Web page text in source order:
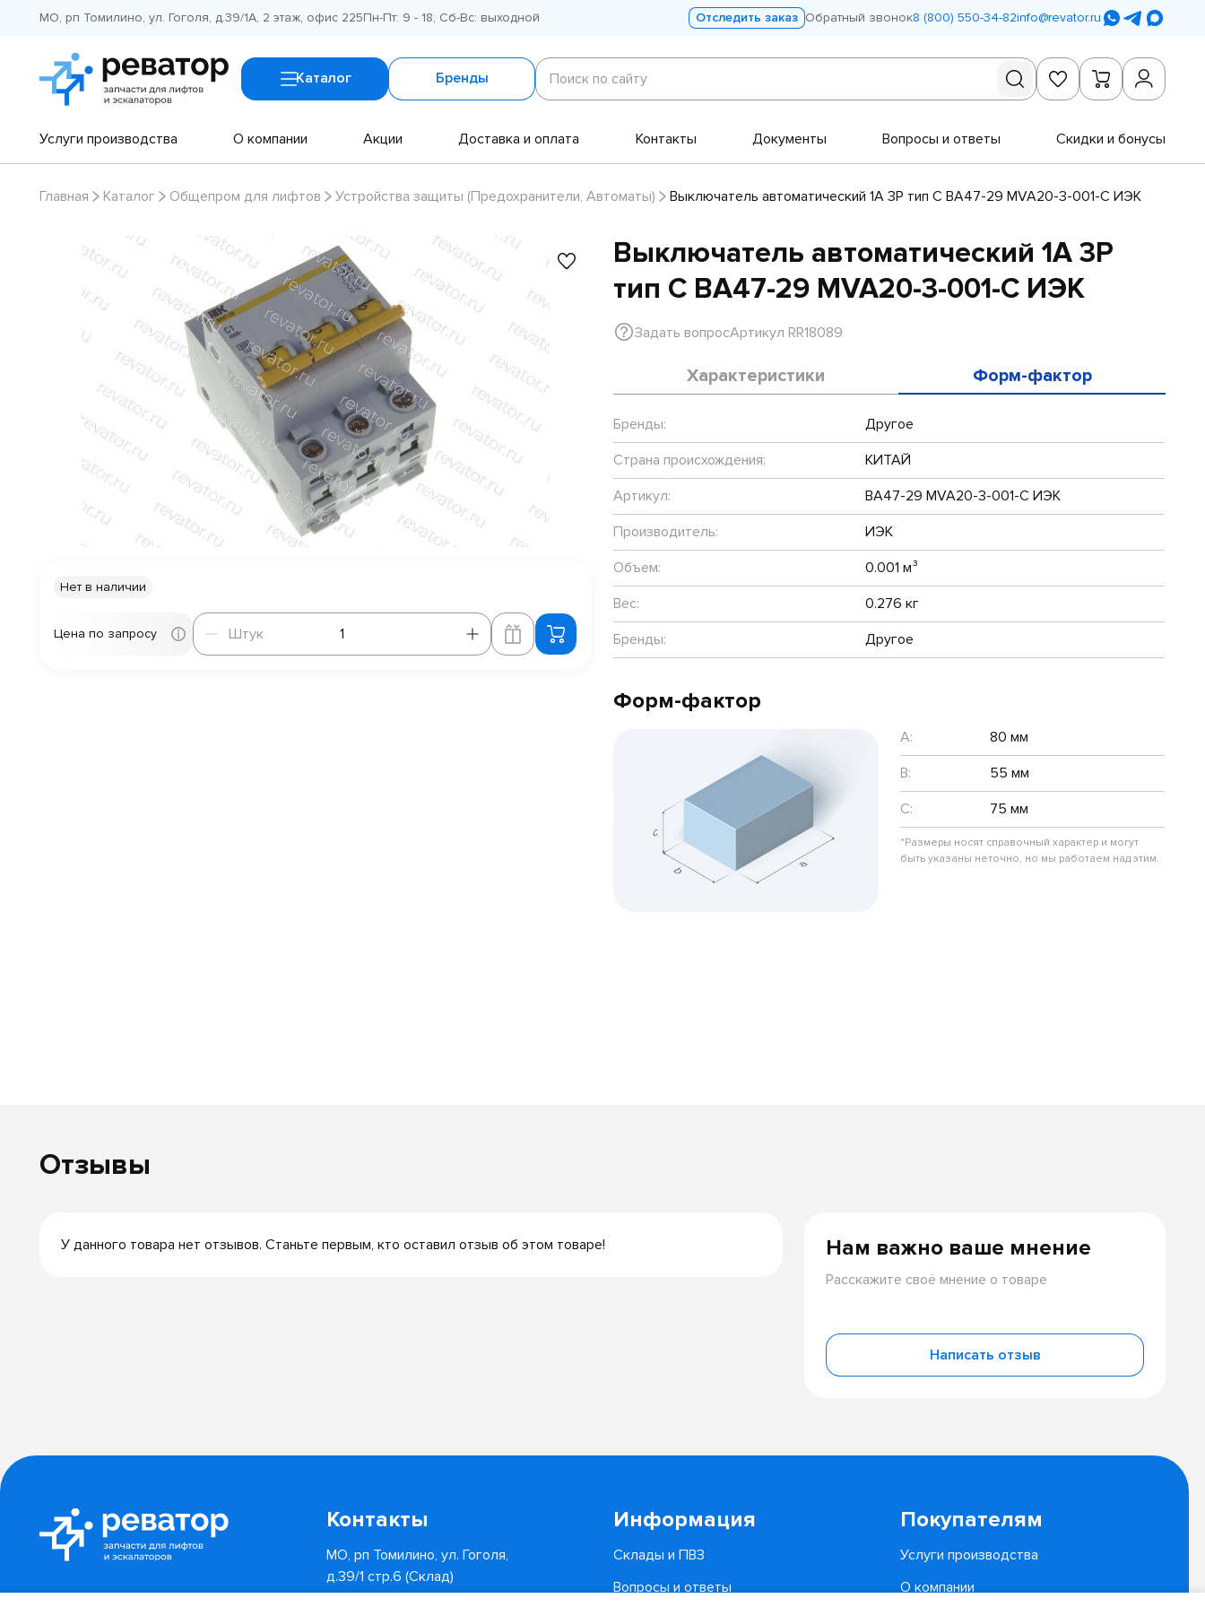
МО, рп Томилино, ул. Гоголя, д.39/1А, 2 этаж, офис 225Пн-Пт: 9 - 18, Сб-Вс: выходной Отследить заказ Обратный звонок8 (800) 550-34-82info@revator.ru
Каталог Бренды
Поиск
по
сайту
Поиск по сайту
Услуги производства О компании Акции Доставка и оплата Контакты Документы Вопросы и ответы Скидки и бонусы
Главная Каталог Общепром для лифтов Устройства защиты (Предохранители, Автоматы) Выключатель автоматический 1А 3P тип C ВА47-29 MVA20-3-001-C ИЭК
Выключатель автоматический 1А 3P
тип C ВА47-29 MVA20-3-001-C ИЭК
Задать вопросАртикул RR18089
Нет в наличии
Цена по запросу
Штук
Штук
Характеристики Форм-фактор
Бренды:
Другое
Страна происхождения:
КИТАЙ
Артикул:
ВА47-29 MVA20-3-001-C ИЭК
Производитель:
ИЭК
Объем:
0.001 м³
Вес:
0.276 кг
Бренды:
Другое
Форм-фактор
A:
80 мм
B:
55 мм
C:
75 мм
*Размеры носят справочный характер и могут
быть указаны неточно, но мы работаем над этим.
Отзывы
У данного товара нет отзывов. Станьте первым, кто оставил отзыв об этом товаре! Нам важно ваше мнение
Расскажите своё мнение о товаре
Написать отзыв
Контакты
МО, рп Томилино, ул. Гоголя,
д.39/1 стр.6 (Склад)
Информация
Склады и ПВЗ
Вопросы и ответы
Покупателям
Услуги производства
О компании